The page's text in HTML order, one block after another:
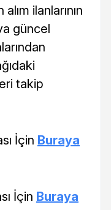
ilanlarının
güncel
takip
İçin Buraya
İçin Buraya